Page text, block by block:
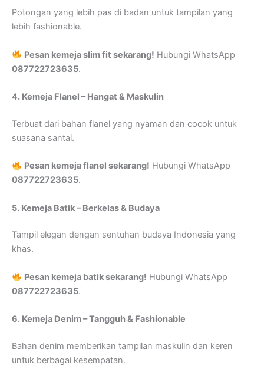
Potongan yang lebih pas di badan untuk tampilan yang
lebih fashionable.
Pesan kemeja slim fit sekarang! Hubungi WhatsApp
087722723635.
4. Kemeja Flanel – Hangat & Maskulin
Terbuat dari bahan flanel yang nyaman dan cocok untuk
suasana santai.
Pesan kemeja flanel sekarang! Hubungi WhatsApp
087722723635.
5. Kemeja Batik – Berkelas & Budaya
Tampil elegan dengan sentuhan budaya Indonesia yang
khas.
Pesan kemeja batik sekarang! Hubungi WhatsApp
087722723635.
6. Kemeja Denim – Tangguh & Fashionable
Bahan denim memberikan tampilan maskulin dan keren
untuk berbagai kesempatan.